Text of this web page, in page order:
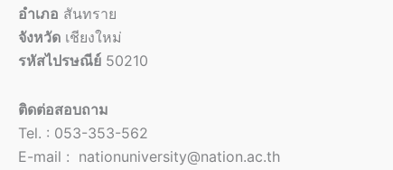
อำเภอ สันทราย
จังหวัดเชียงใหม่
รหัสไปรษณีย์50210
ติดต่อสอบถาม
Tel. : 053-353-562
E-mail : nationuniversity@nation.ac.th